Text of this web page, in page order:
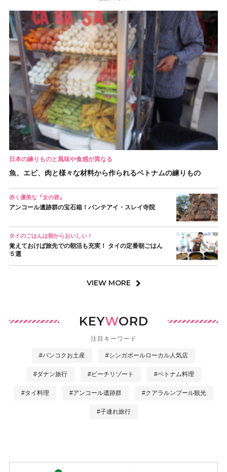
日本の練りものと風味や食感が異なる
魚、エビ、肉と様々な材料から作られるベトナムの練りもの
赤く優美な『女の砦』
アンコール遺跡群の宝石箱！バンテアイ・スレイ寺院
タイのごはんは朝からおいしい！
覚えておけば旅先での朝活も充実！ タイの定番朝ごはん
５選
VIEW MORE
KEYWORD
注目キーワード
#バンコクお土産 #シンガポールローカル人気店
#ダナン旅行 #ビーチリゾート #ベトナム料理
#タイ料理 #アンコール遺跡群 #クアラルンプール観光
#子連れ旅行